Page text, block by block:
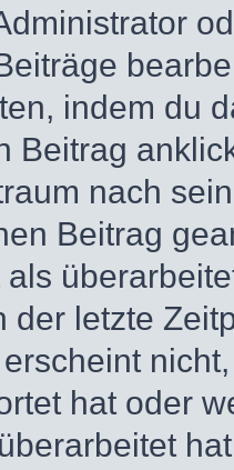
indem du
Beitrag
nach
Beitrag
der letzte
hat oder